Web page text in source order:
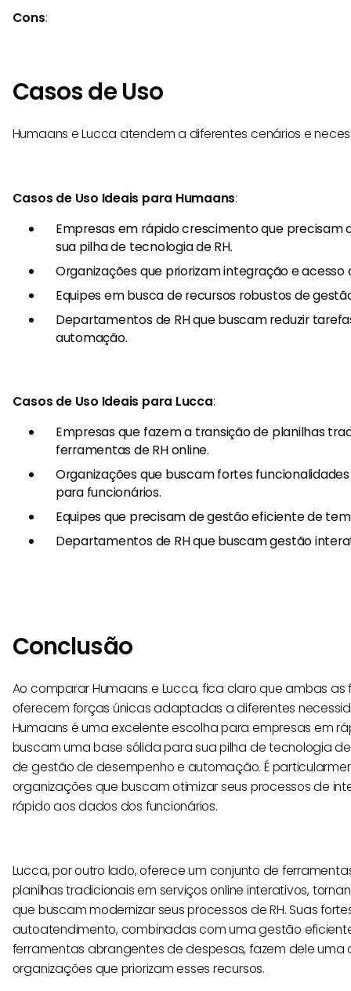
Cons:
Casos de Uso
Humaans e Lucca atendem a diferentes cenários e
Casos de Uso Ideais para Humaans:
Empresas em rápido crescimento que precisam
sua pilha de tecnologia de RH.
Organizações que priorizam integração e acesso
Equipes em busca de recursos robustos de
Departamentos de RH que buscam reduzir
automação.
Casos de Uso Ideais para Lucca:
Empresas que fazem a transição de planilhas
ferramentas de RH online.
Organizações que buscam fortes
para funcionários.
Equipes que precisam de gestão eficiente de
Departamentos de RH que buscam gestão
Conclusão
Ao comparar Humaans e Lucca, fica claro que ambas as
oferecem forças únicas adaptadas a diferentes
Humaans é uma excelente escolha para empresas em
buscam uma base sólida para sua pilha de tecnologia
de gestão de desempenho e automação. É
organizações que buscam otimizar seus processos de
rápido aos dados dos funcionários.
Lucca, por outro lado, oferece um conjunto de
planilhas tradicionais em serviços online interativos,
que buscam modernizar seus processos de RH. Suas
autoatendimento, combinadas com uma gestão
ferramentas abrangentes de despesas, fazem dele
organizações que priorizam esses recursos.